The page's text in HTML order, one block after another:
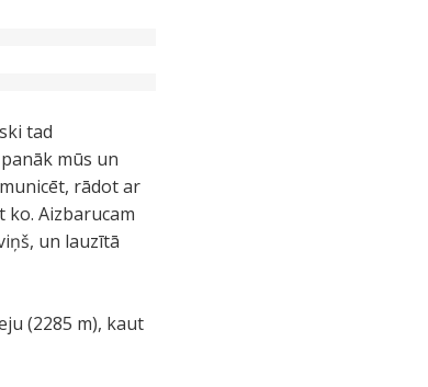
tad
mūs un
rādot ar
Aizbarucam
un lauzītā
(2285 m), kaut